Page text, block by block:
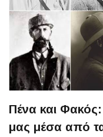
Πένα και
μας μέσα από τα